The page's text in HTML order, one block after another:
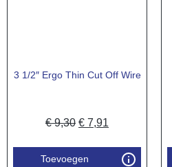
3 1/2″ Ergo Thin Cut Off Wire
€9,30 € 7,91
Toevoegen